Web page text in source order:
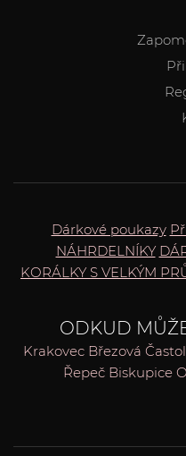
Dárkové poukazy
NÁHRDELNÍKY
KORÁLKY S VELKÝM
ODKUD
Krakovec Březová
Řepeč Biskupice